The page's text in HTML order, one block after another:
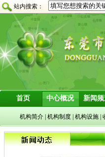
站内搜索：
首页 中心概况 新闻
机构简介 机构制度 机构设施